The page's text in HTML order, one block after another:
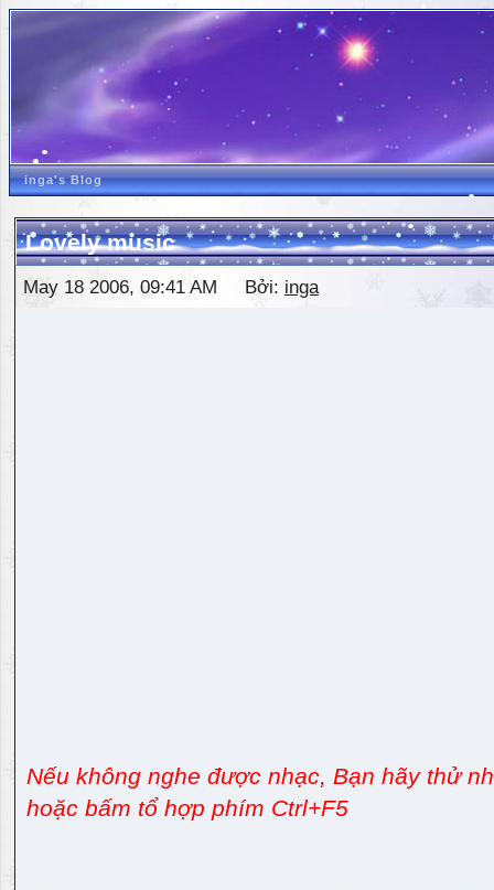
inga's Blog
Lovely music
May 18 2006, 09:41 AM Bởi: inga
Nếu không nghe được nhạc, Bạn hãy thử
hoặc bấm tổ hợp phím Ctrl+F5